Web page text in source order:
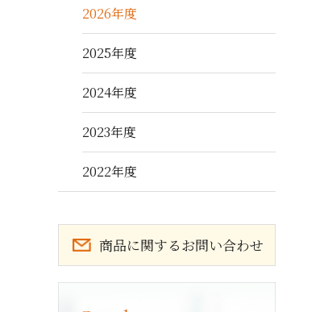
2026年度
2025年度
2024年度
2023年度
2022年度
商品に関するお問い合わせ